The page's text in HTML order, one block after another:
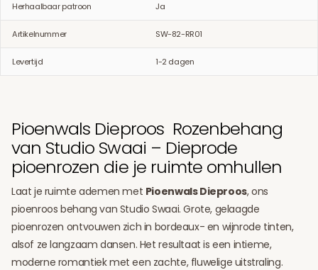
Herhaalbaar patroon Ja
Artikelnummer SW-82-RR01
Levertijd 1-2 dagen
Pioenwals Dieproos Rozenbehang
van Studio Swaai – Dieprode
pioenrozen die je ruimte omhullen
Laat je ruimte ademen met Pioenwals Dieproos, ons
pioenroos behang van Studio Swaai. Grote, gelaagde
pioenrozen ontvouwen zich in bordeaux- en wijnrode tinten,
alsof ze langzaam dansen. Het resultaat is een intieme,
moderne romantiek met een zachte, fluwelige uitstraling.